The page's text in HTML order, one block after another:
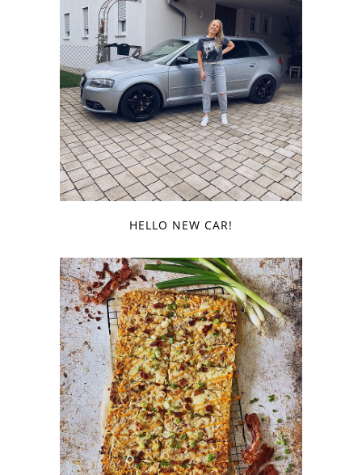
HELLO NEW CAR!